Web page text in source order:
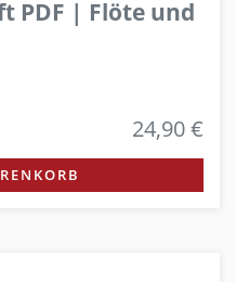
PDF | Flöte und
24,90 €